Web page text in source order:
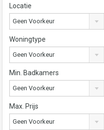
Locatie
Geen Voorkeur
Woningtype
Geen Voorkeur
Min. Badkamers
Geen Voorkeur
Max. Prijs
Geen Voorkeur